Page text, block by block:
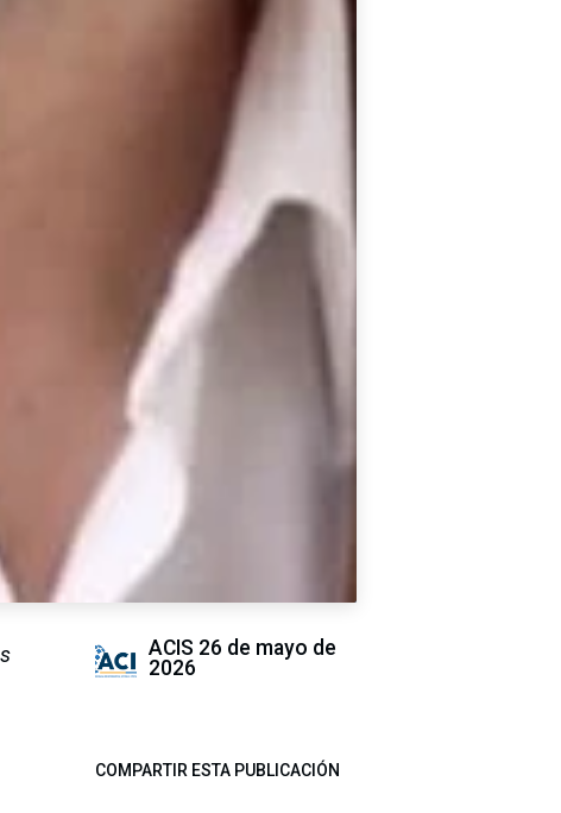
ACIS 26 de mayo de
2026
COMPARTIR ESTA PUBLICACIÓN